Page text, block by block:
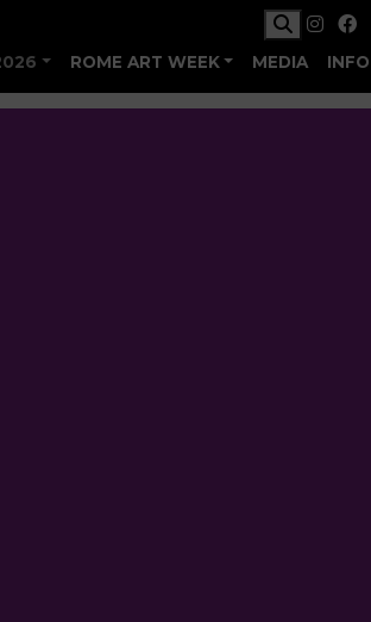
ROME ART WEEK MEDIA INFO